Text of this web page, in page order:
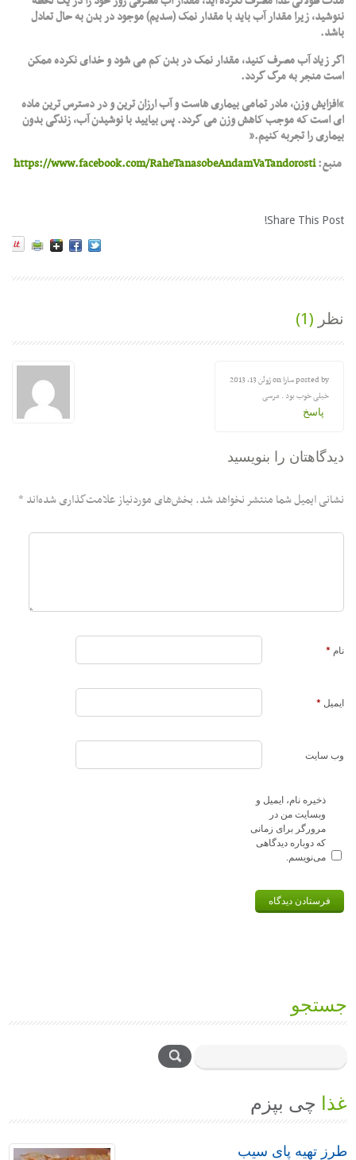
ننوشید، زیرا مقدار آب باید با مقدار نمک (سدیم) موجود در بدن به حال تعادل
باشد.
اگر زیاد آب مصرف کنید، مقدار نمک در بدن کم می شود و خدای نکرده ممکن
است منجر به مرگ گردد.
“افزایش وزن، مادر تمامی بیماری هاست و آب ارزان ترین و در دسترس ترین ماده
ای است که موجب کاهش وزن می گردد. پس بیایید با نوشیدن آب، زندگی بدون
بیماری را تجربه کنیم.”
منبع:https://www.facebook.com/RaheTanasobeAndamVaTandorosti
Share This Post!
نظر (1)
posted by سارا on
ژوئن 13, 2013
خیلی خوب بود . مرسی
پاسخ
دیدگاهتان را بنویسید
نشانی ایمیل شما منتشر نخواهد شد. بخش‌های موردنیاز علامت‌گذاری شده‌اند *
نام *
ایمیل *
وب‌ سایت
ذخیره نام، ایمیل و
وبسایت من در
مرورگر برای زمانی
که دوباره دیدگاهی
می‌نویسم.
جستجو
غذا چی بپزم
طرز تهیه پای سیب